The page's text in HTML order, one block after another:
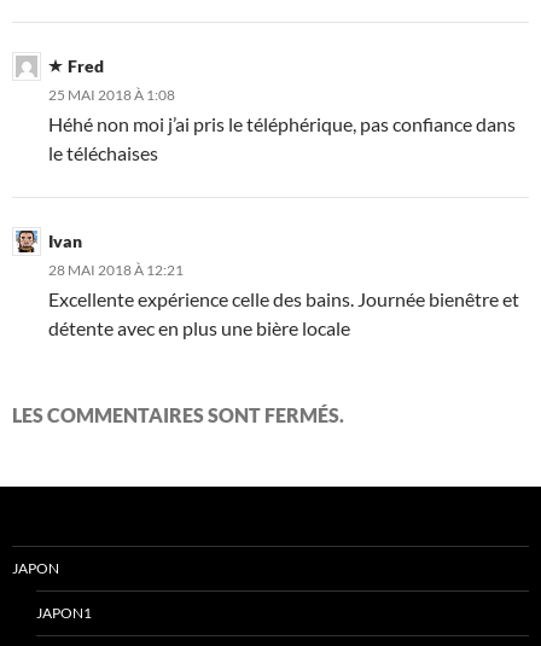
Fred
25 MAI 2018 À 1:08
Héhé non moi j’ai pris le téléphérique, pas confiance dans
le téléchaises
Ivan
28 MAI 2018 À 12:21
Excellente expérience celle des bains. Journée bienêtre et
détente avec en plus une bière locale
LES COMMENTAIRES SONT FERMÉS.
JAPON
JAPON1